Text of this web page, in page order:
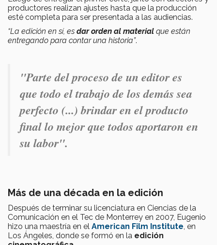
productores realizan ajustes hasta que la producción
esté completa para ser presentada a las audiencias.
“La edición en sí, es dar orden al material que están
entregando para contar una historia”.
"Parte del proceso de un editor es
que todo el trabajo de los demás sea
perfecto (...) brindar en el producto
final lo mejor que todos aportaron en
su labor".
Más de una década en la edición
Después de terminar su licenciatura en Ciencias de la
Comunicación en el Tec de Monterrey en 2007, Eugenio
hizo una maestría en el American Film Institute, en
Los Ángeles, donde se formó en la edición